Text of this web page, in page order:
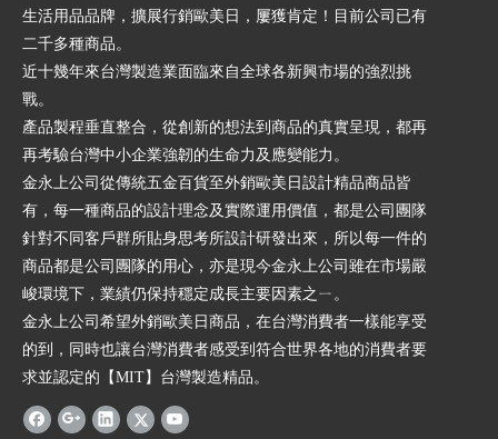
生活用品品牌，擴展行銷歐美日，屢獲肯定！目前公司已有
二千多種商品。
近十幾年來台灣製造業面臨來自全球各新興市場的強烈挑
戰。
產品製程垂直整合，從創新的想法到商品的真實呈現，都再
再考驗台灣中小企業強韌的生命力及應變能力。
金永上公司從傳統五金百貨至外銷歐美日設計精品商品皆
有，每一種商品的設計理念及實際運用價值，都是公司團隊
針對不同客戶群所貼身思考所設計研發出來，所以每一件的
商品都是公司團隊的用心，亦是現今金永上公司雖在市場嚴
峻環境下，業績仍保持穩定成長主要因素之ㄧ。
金永上公司希望外銷歐美日商品，在台灣消費者一樣能享受
的到，同時也讓台灣消費者感受到符合世界各地的消費者要
求並認定的【MIT】台灣製造精品。